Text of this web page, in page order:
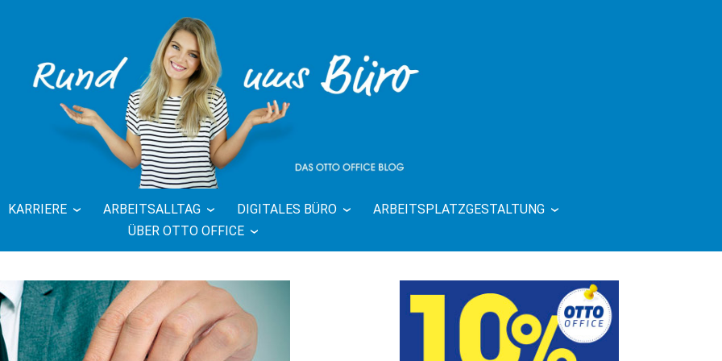
BLOG | RUND UMS
BÜRO
KARRIERE ARBEITSALLTAG DIGITALES BÜRO
ARBEITSPLATZGESTALTUNG
ÜBER OTTO OFFICE